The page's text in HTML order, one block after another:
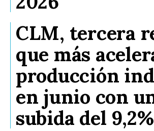
CLM, tercera
que más
producción
en junio con
subida del 9,2%